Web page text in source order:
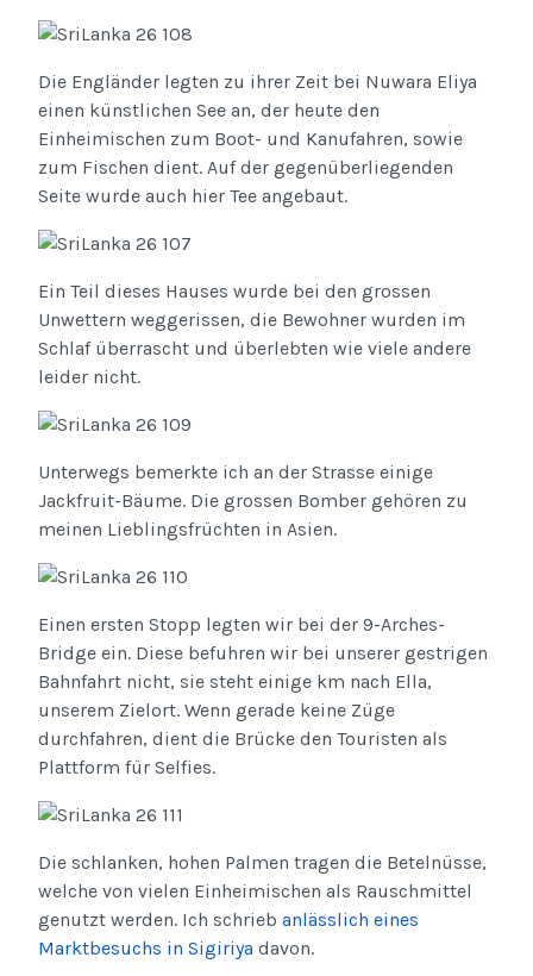
Die Engländer legten zu ihrer Zeit bei Nuwara Eliya
einen künstlichen See an, der heute den
Einheimischen zum Boot- und Kanufahren, sowie
zum Fischen dient. Auf der gegenüberliegenden
Seite wurde auch hier Tee angebaut.
Ein Teil dieses Hauses wurde bei den grossen
Unwettern weggerissen, die Bewohner wurden im
Schlaf überrascht und überlebten wie viele andere
leider nicht.
Unterwegs bemerkte ich an der Strasse einige
Jackfruit-Bäume. Die grossen Bomber gehören zu
meinen Lieblingsfrüchten in Asien.
Einen ersten Stopp legten wir bei der 9-Arches-
Bridge ein. Diese befuhren wir bei unserer gestrigen
Bahnfahrt nicht, sie steht einige km nach Ella,
unserem Zielort. Wenn gerade keine Züge
durchfahren, dient die Brücke den Touristen als
Plattform für Selfies.
Die schlanken, hohen Palmen tragen die Betelnüsse,
welche von vielen Einheimischen als Rauschmittel
genutzt werden. Ich schrieb anlässlich eines
Marktbesuchs in Sigiriya davon.